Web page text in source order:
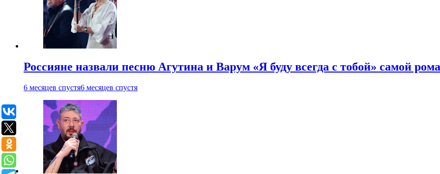
Россияне назвали песню Агутина и Варум «Я буду всегда с тобой» самой
6 месяцев спустя6 месяцев спустя